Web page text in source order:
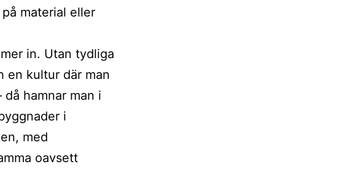
material eller
in. Utan tydliga
en kultur där man
hamnar man i
i
med
oavsett